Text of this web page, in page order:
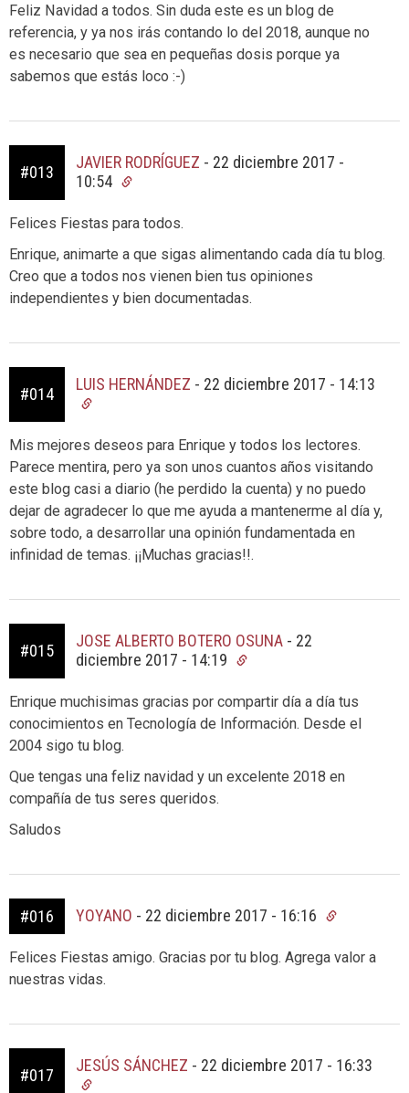
Feliz Navidad a todos. Sin duda este es un blog de
referencia, y ya nos irás contando lo del 2018, aunque no
es necesario que sea en pequeñas dosis porque ya
sabemos que estás loco :-)
#013
JAVIER RODRÍGUEZ - 22 diciembre 2017 -
10:54
Felices Fiestas para todos.
Enrique, animarte a que sigas alimentando cada día tu blog.
Creo que a todos nos vienen bien tus opiniones
independientes y bien documentadas.
#014
LUIS HERNÁNDEZ - 22 diciembre 2017 - 14:13
Mis mejores deseos para Enrique y todos los lectores.
Parece mentira, pero ya son unos cuantos años visitando
este blog casi a diario (he perdido la cuenta) y no puedo
dejar de agradecer lo que me ayuda a mantenerme al día y,
sobre todo, a desarrollar una opinión fundamentada en
infinidad de temas. ¡¡Muchas gracias!!.
#015
JOSE ALBERTO BOTERO OSUNA - 22
diciembre 2017 - 14:19
Enrique muchisimas gracias por compartir día a día tus
conocimientos en Tecnología de Información. Desde el
2004 sigo tu blog.
Que tengas una feliz navidad y un excelente 2018 en
compañía de tus seres queridos.
Saludos
#016 YOYANO - 22 diciembre 2017 - 16:16
Felices Fiestas amigo. Gracias por tu blog. Agrega valor a
nuestras vidas.
#017
JESÚS SÁNCHEZ - 22 diciembre 2017 - 16:33